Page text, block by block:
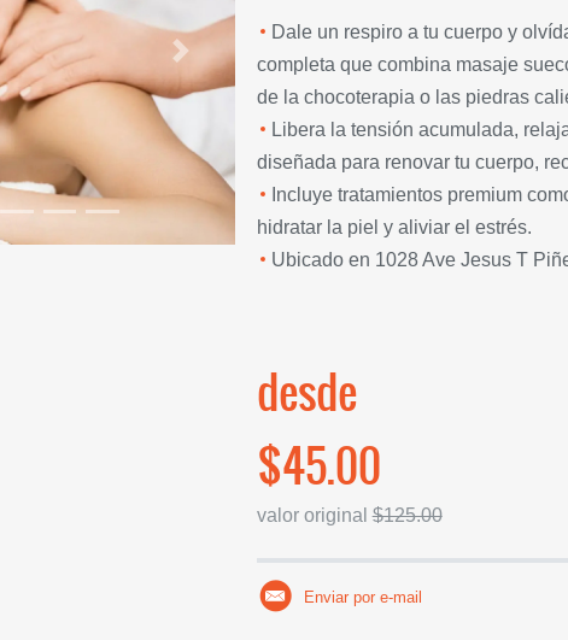
Next
Dale un respiro a tu cuerpo y
completa que combina masaje
de la chocoterapia o las piedras
Libera la tensión acumulada,
diseñada para renovar tu cuerpo,
Incluye tratamientos premium
hidratar la piel y aliviar el estrés.
Ubicado en 1028 Ave Jesus T
desde
$45.00
valor original$125.00
Enviar por e-mail